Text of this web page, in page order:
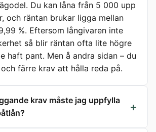
Du kan låna från 5 000 upp
och räntan brukar ligga mellan
%. Eftersom långivaren inte
så blir räntan ofta lite högre
haft pant. Men å andra sidan – du
färre krav att hålla reda på.
krav måste jag uppfylla